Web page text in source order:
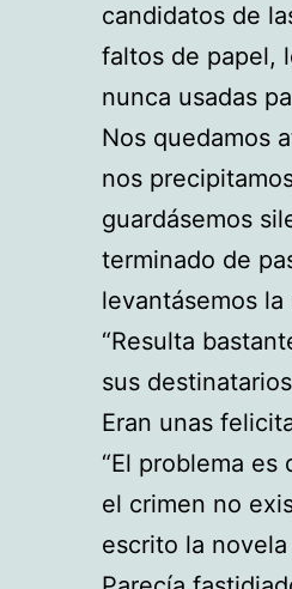
candidatos de
faltos de papel,
nunca usadas
Nos quedamos
nos
guardásemos
terminado de
levantásemos
“Resulta
sus
Eran unas
“El problema
el crimen no
escrito la